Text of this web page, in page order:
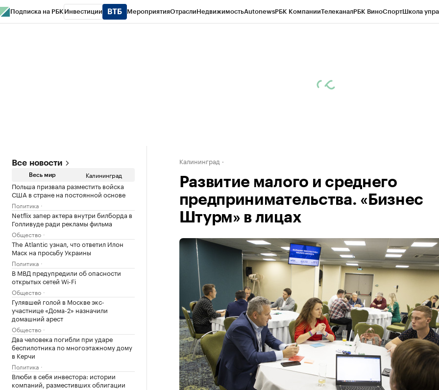
Подписка на РБК Инвестиции МероприятияОтраслиНедвижимостьAutonewsРБК КомпанииТелеканалРБК ВиноСпортШкола
Все новости
Весь мир Калининград
Польша призвала разместить войска
США в стране на постоянной основе
Политика
Netflix запер актера внутри билборда в
Голливуде ради рекламы фильма
Общество
The Atlantic узнал, что ответил Илон
Маск на просьбу Украины
Политика
В МВД предупредили об опасности
открытых сетей Wi-Fi
Общество
Гулявшей голой в Москве экс-
участнице «Дома-2» назначили
домашний арест
Общество
Два человека погибли при ударе
беспилотника по многоэтажному дому
в Керчи
Политика
Влюби в себя инвестора: истории
компаний, разместивших облигации
Калининград
Развитие малого и среднего
предпринимательства. «Бизнес
Штурм» в лицах